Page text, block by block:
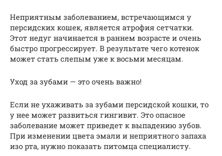
Неприятным заболеванием, встречающимся у
персидских кошек, является атрофия сетчатки.
Этот недуг начинается в раннем возрасте и очень
быстро прогрессирует. В результате чего котенок
может стать слепым уже к восьми месяцам.
Уход за зубами — это очень важно!
Если не ухаживать за зубами персидской кошки, то
у нее может развиться гингивит. Это опасное
заболевание может приведет к выпадению зубов.
При изменении цвета эмали и неприятного запаха
изо рта, нужно показать питомца специалисту.